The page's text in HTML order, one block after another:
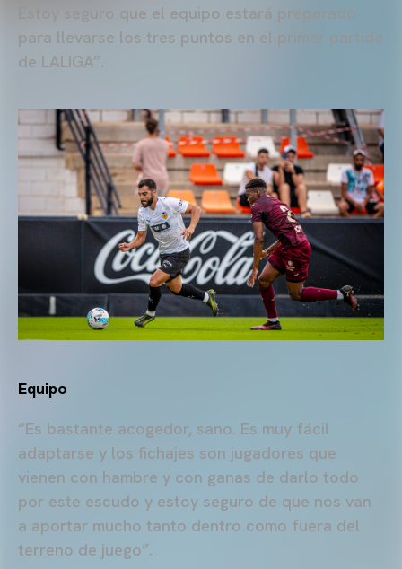
Estoy seguro que el equipo estará preparado
para llevarse los tres puntos en el primer partido
de LALIGA”.
Equipo
“Es bastante acogedor, sano. Es muy fácil
adaptarse y los fichajes son jugadores que
vienen con hambre y con ganas de darlo todo
por este escudo y estoy seguro de que nos van
a aportar mucho tanto dentro como fuera del
terreno de juego”.